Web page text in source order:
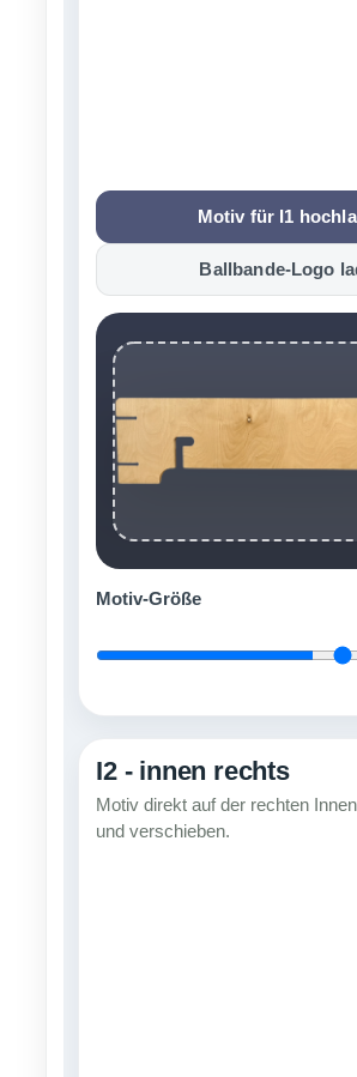
Motiv für I1
Ballbande-Logo
Motiv-Größe
I2 - innen rechts
Motiv direkt auf der rechten
und verschieben.